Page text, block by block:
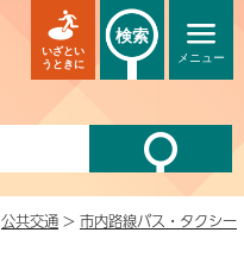
メニュー
いざとい
うときに
検索
公共交通 > 市内路線バス・タクシー